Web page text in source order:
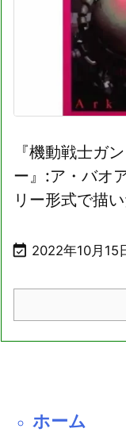
『機動戦士ガ
ー』:ア・バオ
リー形式で描
 2022年10月15
ホーム